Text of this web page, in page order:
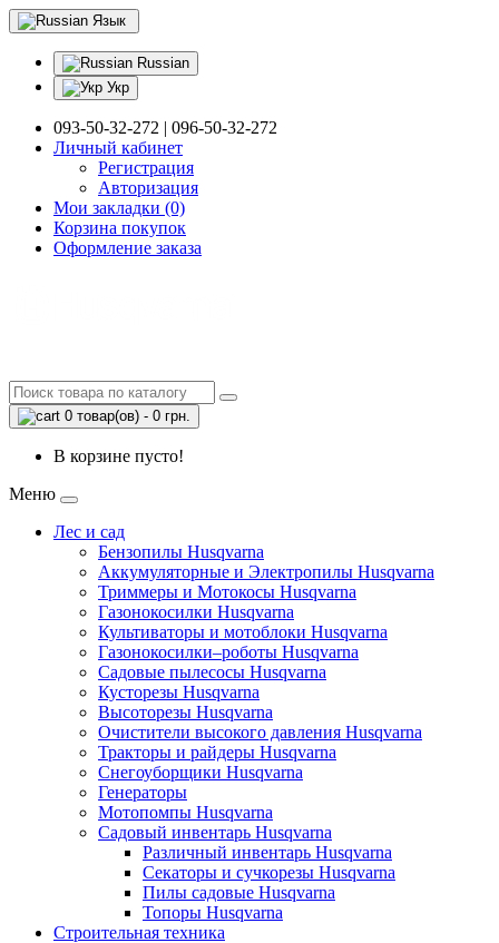
Язык
Russian
Укр
093-50-32-272 | 096-50-32-272
Личный кабинет
Регистрация
Авторизация
Мои закладки (0)
Корзина покупок
Оформление заказа
0 товар(ов) - 0 грн.
В корзине пусто!
Меню
Лес и сад
Бензопилы Husqvarna
Аккумуляторные и Электропилы Нusqvarna
Триммеры и Мотокосы Нusqvarna
Газонокосилки Husqvarna
Культиваторы и мотоблоки Husqvarna
Газонокосилки–роботы Husqvarna
Садовые пылесосы Husqvarna
Кусторезы Husqvarna
Высоторезы Husqvarna
Очистители высокого давления Husqvarna
Тракторы и райдеры Husqvarna
Снегоуборщики Husqvarna
Генераторы
Мотопомпы Husqvarna
Садовый инвентарь Husqvarna
Различный инвентарь Husqvarna
Секаторы и сучкорезы Husqvarna
Пилы садовые Husqvarna
Топоры Husqvarna
Строительная техника